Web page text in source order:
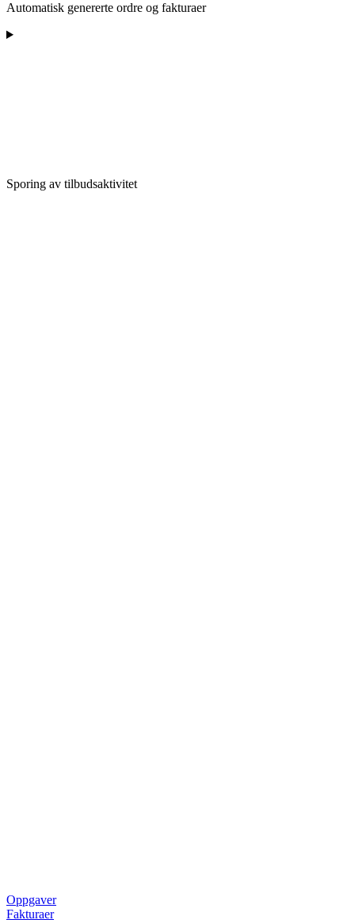
Automatisk genererte ordre og fakturaer
Sporing av tilbudsaktivitet
Oppgaver
Fakturaer